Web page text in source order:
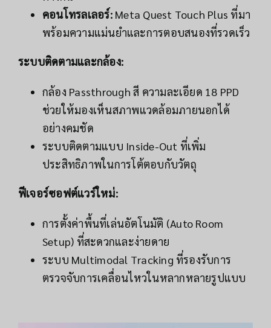
คอนโทรลเลอร์:Meta Quest Touch Plus ที่มา
พร้อมความแม่นยำและการตอบสนองที่รวดเร็ว
ระบบติดตามและกล้อง:
กล้อง Passthrough สี ความละเอียด 18 PPD
ช่วยให้มองเห็นสภาพแวดล้อมภายนอกได้
อย่างคมชัด
ระบบติดตามแบบ Inside-Out ที่เพิ่ม
ประสิทธิภาพในการโต้ตอบกับวัตถุ
ฟีเจอร์ซอฟต์แวร์ใหม่:
การตั้งค่าพื้นที่เล่นอัตโนมัติ (Auto Room
Setup) ที่สะดวกและง่ายดาย
ระบบ Multimodal Tracking ที่รองรับการ
ตรวจจับการเคลื่อนไหวในหลากหลายรูปแบบ